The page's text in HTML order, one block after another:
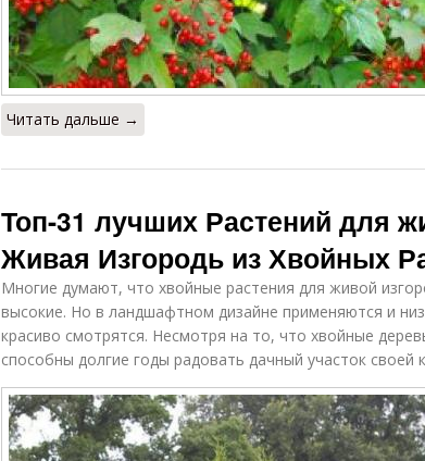
Читать дальше →
Топ-31 лучших Растений для
Живая Изгородь из Хвойных
Многие думают, что хвойные растения для живой
высокие. Но в ландшафтном дизайне применяются и
красиво смотрятся. Несмотря на то, что хвойные
способны долгие годы радовать дачный участок своей